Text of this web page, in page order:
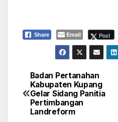
Share Email Post
Navigasi
pos
Badan Pertanahan
Kabupaten Kupang
Gelar Sidang Panitia
Pertimbangan
Landreform